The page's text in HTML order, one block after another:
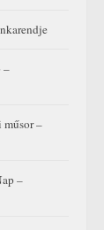
–
–
–